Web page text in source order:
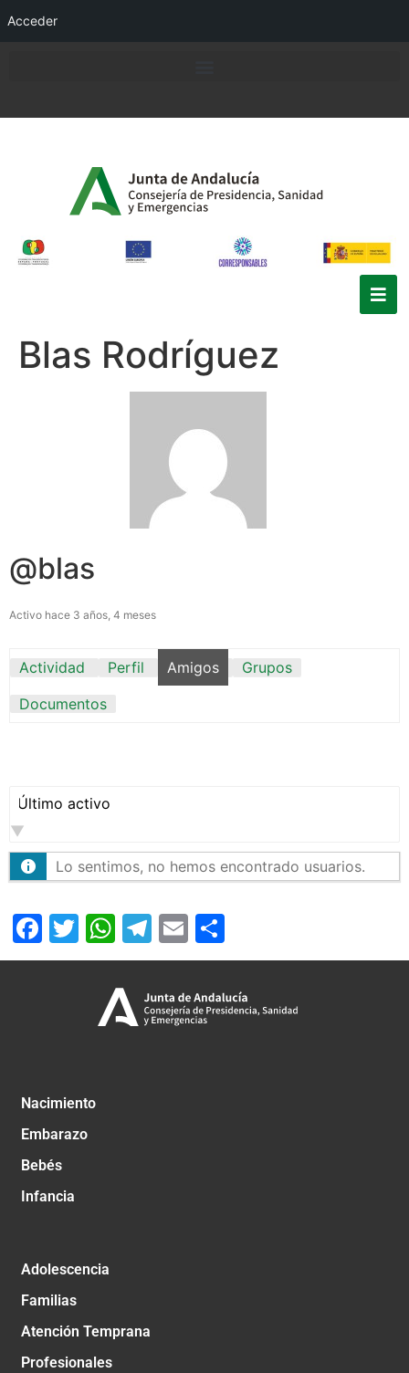
Acceder
Blas Rodríguez
@blas
Activo hace 3 años, 4 meses
Actividad Perfil Amigos
Grupos
Documentos
Mostrar:
Lo sentimos, no hemos encontrado usuarios.
Facebook
Twitter
WhatsApp
Telegram
Email
Nacimiento
Embarazo
Bebés
Infancia
Adolescencia
Familias
Atención Temprana
Profesionales